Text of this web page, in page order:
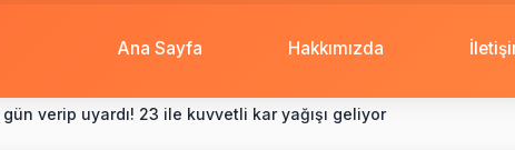
Ana Sayfa Hakkımızda
gün verip uyardı! 23 ile kuvvetli kar yağışı geliyor